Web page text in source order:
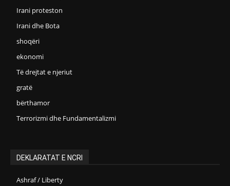
Irani proteston
Irani dhe Bota
shoqëri
ekonomi
Të drejtat e njeriut
gratë
bërthamor
Terrorizmi dhe Fundamentalizmi
DEKLARATAT E NCRI
Ashraf / Liberty